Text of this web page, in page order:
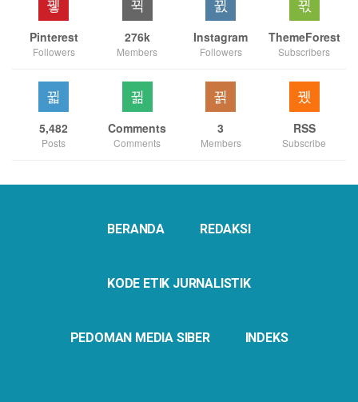
Pinterest
Followers
276k
Members
Instagram
Followers
ThemeForest
Subscribers
5,482
Posts
Comments
Comments
3
Members
RSS
Subscribe
BERANDA REDAKSI
KODE ETIK JURNALISTIK
PEDOMAN MEDIA SIBER INDEKS